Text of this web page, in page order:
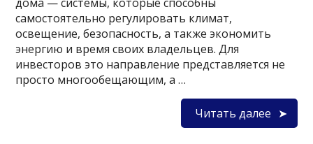
самостоятельно регулировать климат,
освещение, безопасность, а также экономить
энергию и время своих владельцев. Для
инвесторов это направление представляется не
просто многообещающим, а …
Читать далее